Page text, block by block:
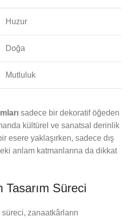
Huzur
Doğa
Mutluluk
sadece bir dekoratif öğeden
kültürel ve sanatsal derinlik
esere yaklaşırken, sadece dış
anlam katmanlarına da dikkat
Tasarım Süreci
süreci, zanaatkârların